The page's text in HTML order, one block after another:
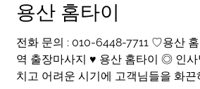
용산 홈타이
전화 문의 : 010-6448-7711 ♡용산
역 출장마사지 ♥ 용산 홈타이 ◎ 인
치고 어려운 시기에 고객님들을 화끈하게 위로해드리겠습